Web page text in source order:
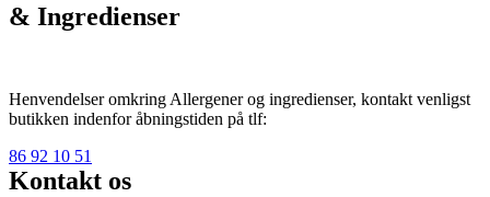
& Ingredienser
Henvendelser omkring Allergener og ingredienser, kontakt venligst
butikken indenfor åbningstiden på tlf:
86 92 10 51
Kontakt os